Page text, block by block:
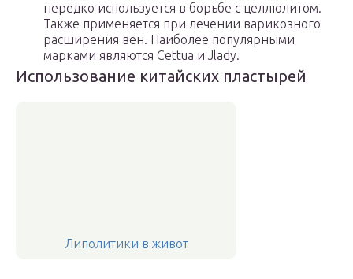
нередко используется в борьбе с целлюлитом.
Также применяется при лечении варикозного
расширения вен. Наиболее популярными
марками являются Cettua и Jlady.
Использование китайских пластырей
Липолитики в живот